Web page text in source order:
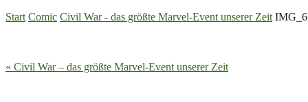
Start Comic Civil War - das größte Marvel-Event unserer Zeit
« Civil War – das größte Marvel-Event unserer Zeit